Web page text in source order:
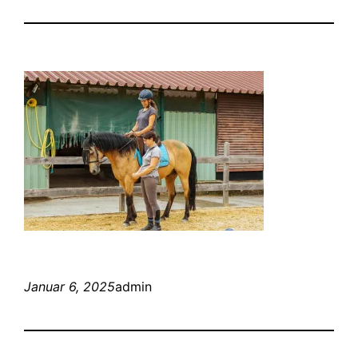
Januar 6, 2025admin